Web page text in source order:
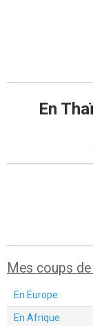
En
Mes coups
En Europe
En Afrique